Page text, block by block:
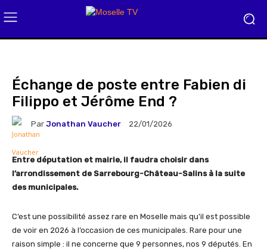
Échange de poste entre Fabien di
Filippo et Jérôme End ?
Par Jonathan Vaucher 22/01/2026
Entre députation et mairie, il faudra choisir dans
l’arrondissement de Sarrebourg-Château-Salins à la suite
des municipales.
C’est une possibilité assez rare en Moselle mais qu’il est possible
de voir en 2026 à l’occasion de ces municipales. Rare pour une
raison simple : il ne concerne que 9 personnes, nos 9 députés. En